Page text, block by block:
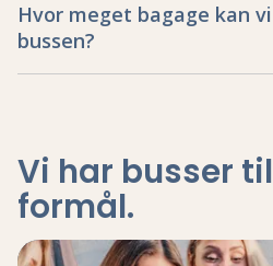
Hvor meget bagage kan
bussen?
Vi har busser
formål.